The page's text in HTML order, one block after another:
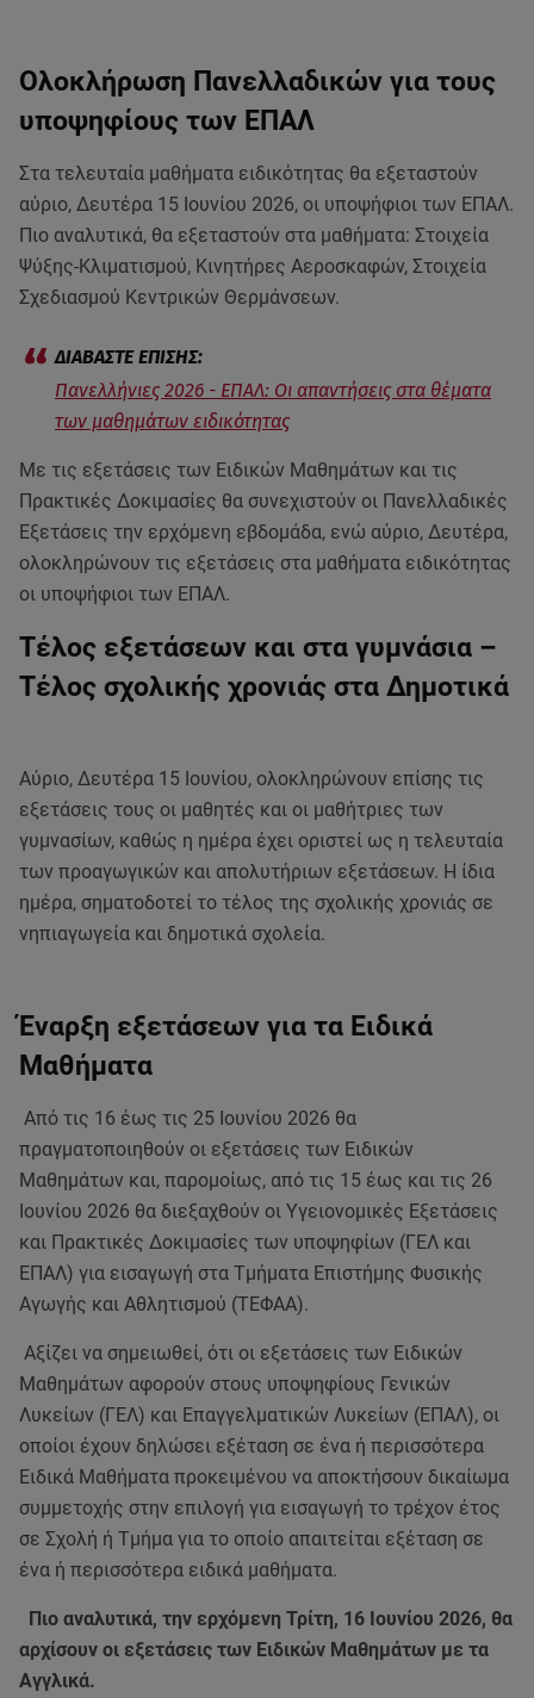
Ολοκλήρωση Πανελλαδικών για τους
υποψηφίους των ΕΠΑΛ
Στα τελευταία μαθήματα ειδικότητας θα εξεταστούν
αύριο, Δευτέρα 15 Ιουνίου 2026, οι υποψήφιοι των ΕΠΑΛ.
Πιο αναλυτικά, θα εξεταστούν στα μαθήματα: Στοιχεία
Ψύξης-Κλιματισμού, Κινητήρες Αεροσκαφών, Στοιχεία
Σχεδιασμού Κεντρικών Θερμάνσεων.
Πανελλήνιες 2026 - ΕΠΑΛ: Oι απαντήσεις στα θέματα
των μαθημάτων ειδικότητας
Με τις εξετάσεις των Ειδικών Μαθημάτων και τις
Πρακτικές Δοκιμασίες θα συνεχιστούν οι Πανελλαδικές
Εξετάσεις την ερχόμενη εβδομάδα, ενώ αύριο, Δευτέρα,
ολοκληρώνουν τις εξετάσεις στα μαθήματα ειδικότητας
οι υποψήφιοι των ΕΠΑΛ.
Τέλος εξετάσεων και στα γυμνάσια –
Τέλος σχολικής χρονιάς στα Δημοτικά
Αύριο, Δευτέρα 15 Ιουνίου, ολοκληρώνουν επίσης τις
εξετάσεις τους οι μαθητές και οι μαθήτριες των
γυμνασίων, καθώς η ημέρα έχει οριστεί ως η τελευταία
των προαγωγικών και απολυτήριων εξετάσεων. Η ίδια
ημέρα, σηματοδοτεί το τέλος της σχολικής χρονιάς σε
νηπιαγωγεία και δημοτικά σχολεία.
Έναρξη εξετάσεων για τα Ειδικά
Μαθήματα
Από τις 16 έως τις 25 Ιουνίου 2026 θα
πραγματοποιηθούν οι εξετάσεις των Ειδικών
Μαθημάτων και, παρομοίως, από τις 15 έως και τις 26
Ιουνίου 2026 θα διεξαχθούν οι Υγειονομικές Εξετάσεις
και Πρακτικές Δοκιμασίες των υποψηφίων (ΓΕΛ και
ΕΠΑΛ) για εισαγωγή στα Τμήματα Επιστήμης Φυσικής
Αγωγής και Αθλητισμού (ΤΕΦΑΑ).
Αξίζει να σημειωθεί, ότι οι εξετάσεις των Ειδικών
Μαθημάτων αφορούν στους υποψηφίους Γενικών
Λυκείων (ΓΕΛ) και Επαγγελματικών Λυκείων (ΕΠΑΛ), οι
οποίοι έχουν δηλώσει εξέταση σε ένα ή περισσότερα
Ειδικά Μαθήματα προκειμένου να αποκτήσουν δικαίωμα
συμμετοχής στην επιλογή για εισαγωγή το τρέχον έτος
σε Σχολή ή Τμήμα για το οποίο απαιτείται εξέταση σε
ένα ή περισσότερα ειδικά μαθήματα.
Πιο αναλυτικά, την ερχόμενη Τρίτη, 16 Ιουνίου 2026, θα
αρχίσουν οι εξετάσεις των Ειδικών Μαθημάτων με τα
Αγγλικά.